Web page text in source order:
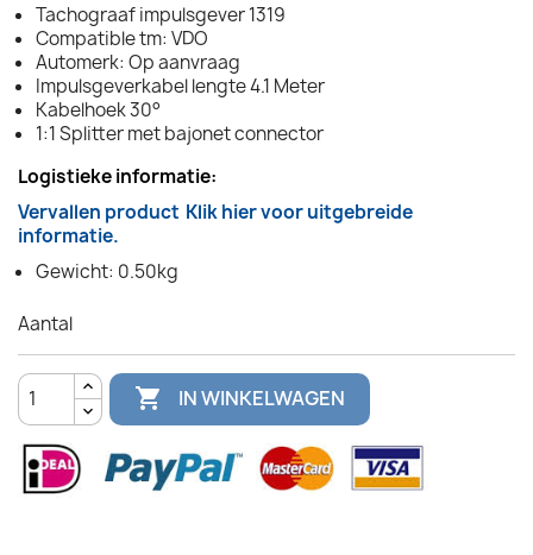
Tachograaf impulsgever 1319
Compatible tm: VDO
Automerk: Op aanvraag
Impulsgeverkabel lengte 4.1 Meter
Kabelhoek 30°
1:1 Splitter met bajonet connector
Logistieke informatie:
Vervallen product Klik hier voor uitgebreide
informatie.
Gewicht: 0.50kg
Aantal
 IN WINKELWAGEN